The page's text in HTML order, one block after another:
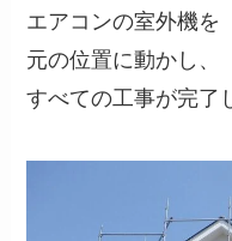
エアコンの室外機を
元の位置に動かし、
すべての工事が完了